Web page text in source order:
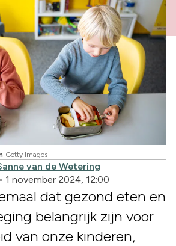
Getty Images
van de Wetering
• 1 november 2024, 12:00
dat gezond eten en
belangrijk zijn voor
van onze kinderen,